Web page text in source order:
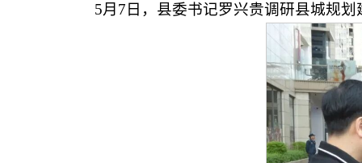
5月7日，县委书记罗兴贵调研县城规划